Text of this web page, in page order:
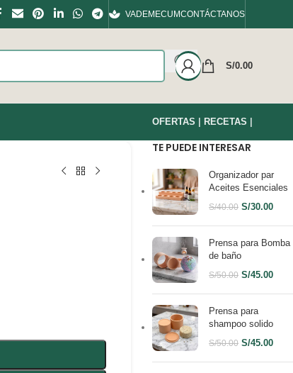
VADEMECUMCONTÁCTANOS
S/0.00
OFERTAS RECETAS
TE PUEDE INTERESAR
Organizador par
Aceites Esenciales
S/40.00 S/30.00
Prensa para Bomba
de baño
S/50.00 S/45.00
Prensa para
shampoo solido
S/50.00 S/45.00